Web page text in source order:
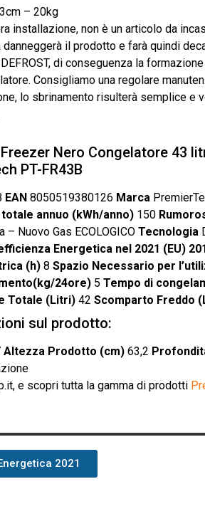
– 20kg
installazione, non è un articolo da
il prodotto e farà quindi
di conseguenza la
Consigliamo una regolare
lo sbrinamento risulterà semplice e
Nero Congelatore 43
PT-FR43B
EAN 8050519380126 Marca
annuo (kWh/anno) 150
– Nuovo Gas ECOLOGICO Tecnologia
Energetica nel 2021 (EU)
(h) 8 Spazio Necessario per
24ore) 5 Tempo di
Totale (Litri) 42 Scomparto Freddo
sul prodotto:
Altezza Prodotto (cm) 63,2
e scopri tutta la gamma di prodotti
2021